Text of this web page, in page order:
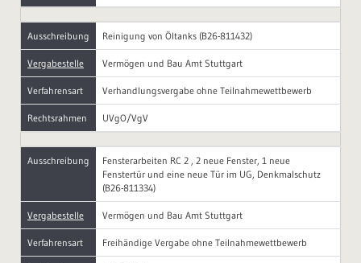
Ausschreibung Reinigung von Öltanks (B26-811432)
Vergabestelle Vermögen und Bau Amt Stuttgart
Verfahrensart Verhandlungsvergabe ohne Teilnahmewettbewerb
Rechtsrahmen UVgO/VgV
Ausschreibung
Fensterarbeiten RC 2 , 2 neue Fenster, 1 neue
Fenstertür und eine neue Tür im UG, Denkmalschutz
(B26-811334)
Vergabestelle Vermögen und Bau Amt Stuttgart
Verfahrensart Freihändige Vergabe ohne Teilnahmewettbewerb